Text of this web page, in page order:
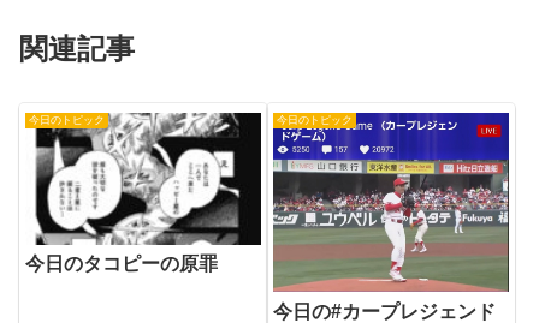
関連記事
今日のトピック
今日のタコピーの原罪
今日のトピック
今日の#カープレジェンド